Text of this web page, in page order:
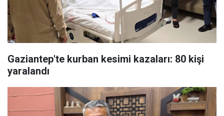
Gaziantep'te kurban kesimi kazaları: 80 kişi
yaralandı